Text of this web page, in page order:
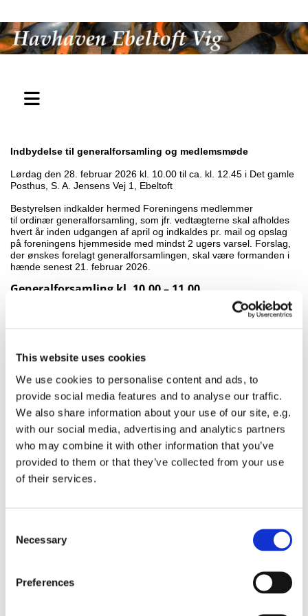
This website uses cookies
We use cookies to personalise content and ads, to
provide social media features and to analyse our traffic.
We also share information about your use of our site, e.g.
with our social media, advertising and analytics partners
who may combine it with other information that you’ve
provided to them or that they’ve collected from your use
of their services.
Selection
Necessary
Preferences
Indbydelse til generalforsamling og medlemsmøde
Lørdag den 28. februar 2026 kl. 10.00 til ca. kl. 12.45 i Det gamle
Posthus, S. A. Jensens Vej 1, Ebeltoft
Bestyrelsen indkalder hermed Foreningens medlemmer
til ordinær generalforsamling, som jfr. vedtægterne skal afholdes
hvert år inden udgangen af april og indkaldes pr. mail og opslag
på foreningens hjemmeside med mindst 2 ugers varsel. Forslag,
der ønskes forelagt generalforsamlingen, skal være formanden i
hænde senest 21. februar 2026.
Generalforsamling kl. 10.00 – 11.00
1. Velkomst og valg af dirigent v. Thorkild Hansen
3. Forelæggelse og godkendelse af årsregnskab, orientering
om næste års budget v. Erling Engelhardt
4. Fastsættelse af kontingent for 2027
5. Indkomne forslag
6. Valg af 4 medlemmer til Bestyrelsen, som har syv
medlemmer, der vælges for 2 år. Fire vælges på lige årstal og
Thorkild Hansen 2024 – 2026 (på valg - modtager genvalg)
Erling Engelhardt 2024 – 2026 (på valg - modtager genvalg)
Søren Høg 2024 – 2026 (på valg - modtager genvalg)